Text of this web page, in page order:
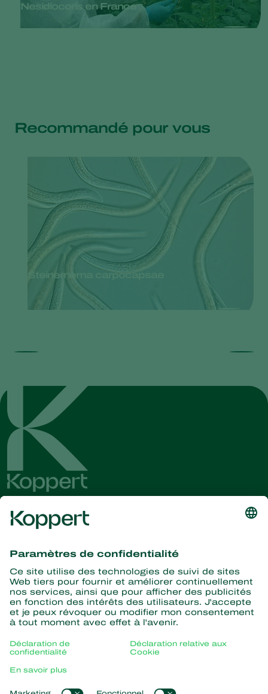
Nesidiocoris en France
Recommandé pour vous
Steinernema carpocapsae
nouvelles et informations
S’abonner ici
La nature pour partenaire
Acariens Prédateurs
Parasitoïdes
Nématodes entomopathogènes
À propos de Koppert